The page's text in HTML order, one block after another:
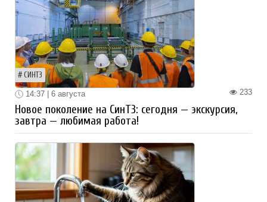
СИНТЗ
233
14:37 | 6 августа
Новое поколение на СинТЗ: сегодня — экскурсия,
завтра — любимая работа!